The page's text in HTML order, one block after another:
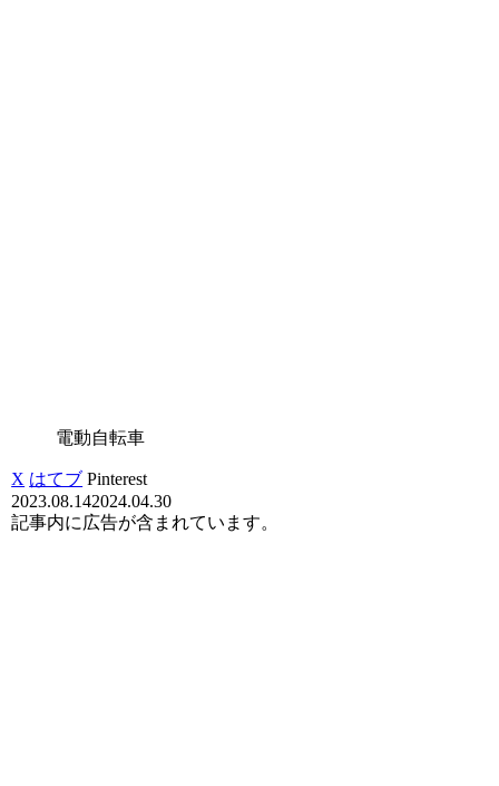
電動自転車
X はてブ Pinterest
2023.08.142024.04.30
記事内に広告が含まれています。